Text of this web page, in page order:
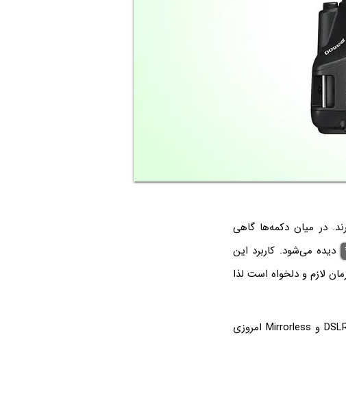
در میان دکمه‌ها گاهی
دیده می‌شود. کاربرد این
لازم و دلخواه است لذا
در دوربین‌های DSLR و Mirrorless امروزی